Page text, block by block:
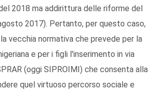
2018 ma addirittura delle riforme del
2017). Pertanto, per questo caso,
vecchia normativa che prevede per la
e per i figli l'inserimento in via
(oggi SIPROIMI) che consenta alla
quel virtuoso percorso sociale e